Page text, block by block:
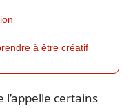
à être créatif
l’appelle certains